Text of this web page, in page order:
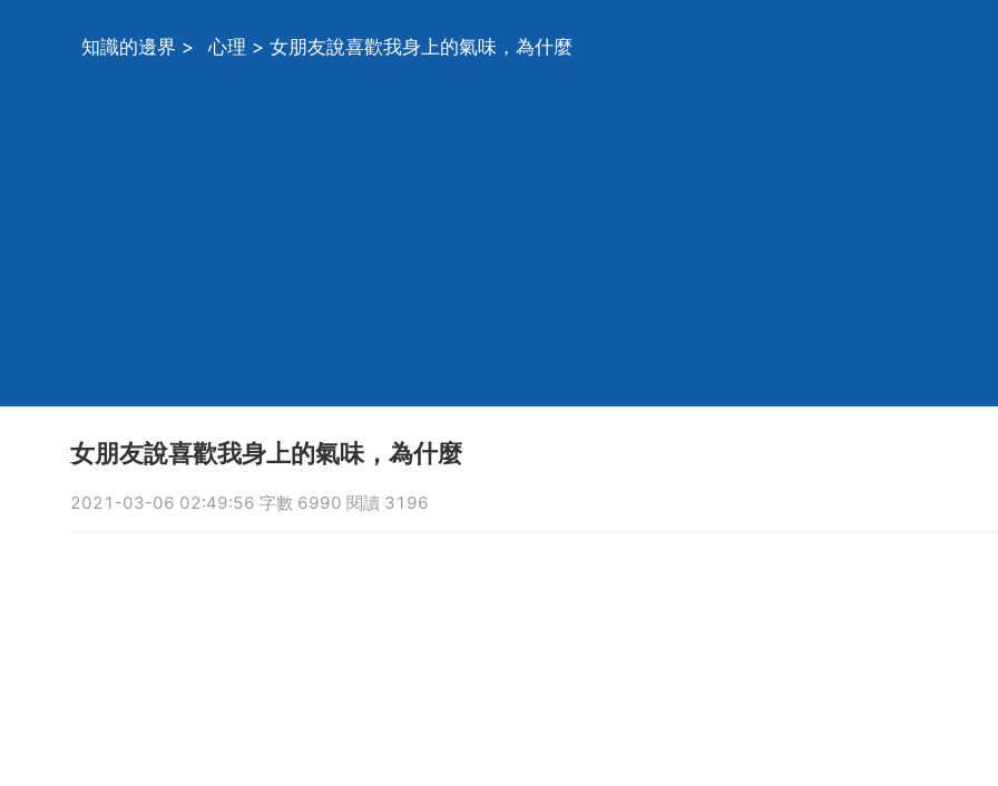
知識的邊界 > 心理 > 女朋友說喜歡我身上的氣味，為什麼
女朋友說喜歡我身上的氣味，為什麼
2021-03-06 02:49:56 字數 6990 閱讀 3196